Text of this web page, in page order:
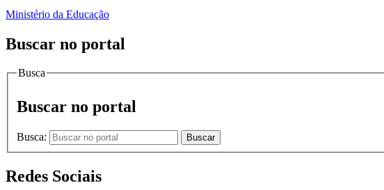
Ministério da Educação
Buscar no portal
Busca
Buscar no portal
Busca: Buscar
Redes Sociais